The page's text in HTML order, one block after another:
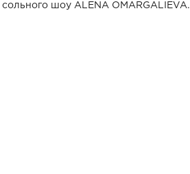
сольного шоу ALENA OMARGALIEVA.